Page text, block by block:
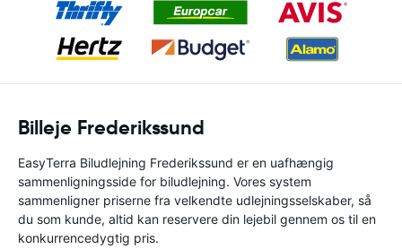
Billeje Frederikssund
EasyTerra Biludlejning Frederikssund er en uafhængig
sammenligningsside for biludlejning. Vores system
sammenligner priserne fra velkendte udlejningsselskaber, så
du som kunde, altid kan reservere din lejebil gennem os til en
konkurrencedygtig pris.